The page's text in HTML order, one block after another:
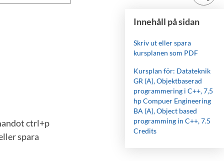
Innehåll på sidan
Skriv ut eller spara
kursplanen som PDF
Kursplan för: Datateknik
GR (A), Objektbaserad
programmering i C++, 7,5
hp Compuer Engineering
BA (A), Object based
programming in C++, 7.5
Credits
ctrl+p
spara